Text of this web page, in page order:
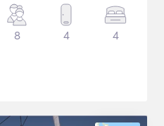
8 4 4